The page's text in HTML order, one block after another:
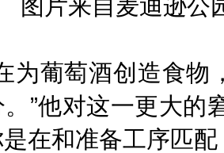
图片来自麦迪逊公
为葡萄酒创造食物
”他对这一更大的
在和准备工序匹配